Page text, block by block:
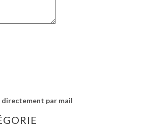
directement par mail